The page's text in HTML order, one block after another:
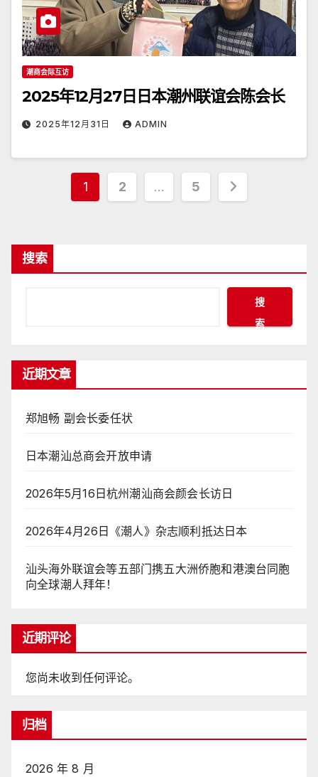
潮商会际互访
2025年12月27日日本潮州联谊会陈会长
2025年12月31日 ADMIN
文
页
1 2 … 5
搜索
搜
索
近期文章
郑旭畅 副会长委任状
日本潮汕总商会开放申请
2026年5月16日杭州潮汕商会颜会长访日
2026年4月26日《潮人》杂志顺利抵达日本
汕头海外联谊会等五部门携五大洲侨胞和港澳台同胞
向全球潮人拜年！
近期评论
您尚未收到任何评论。
归档
2026 年 8 月